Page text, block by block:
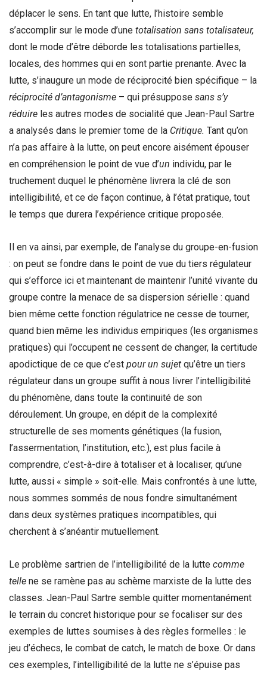
déplacer le sens. En tant que lutte, l’histoire semble
s’accomplir sur le mode d’une totalisation sans totalisateur,
dont le mode d’être déborde les totalisations partielles,
locales, des hommes qui en sont partie prenante. Avec la
lutte, s’inaugure un mode de réciprocité bien spécifique – la
réciprocité d’antagonisme – qui présuppose sans s’y
réduire les autres modes de socialité que Jean-Paul Sartre
a analysés dans le premier tome de la Critique. Tant qu’on
n’a pas affaire à la lutte, on peut encore aisément épouser
en compréhension le point de vue d’un individu, par le
truchement duquel le phénomène livrera la clé de son
intelligibilité, et ce de façon continue, à l’état pratique, tout
le temps que durera l’expérience critique proposée.
Il en va ainsi, par exemple, de l’analyse du groupe-en-fusion
: on peut se fondre dans le point de vue du tiers régulateur
qui s’efforce ici et maintenant de maintenir l’unité vivante du
groupe contre la menace de sa dispersion sérielle : quand
bien même cette fonction régulatrice ne cesse de tourner,
quand bien même les individus empiriques (les organismes
pratiques) qui l’occupent ne cessent de changer, la certitude
apodictique de ce que c’est pour un sujet qu’être un tiers
régulateur dans un groupe suffit à nous livrer l’intelligibilité
du phénomène, dans toute la continuité de son
déroulement. Un groupe, en dépit de la complexité
structurelle de ses moments génétiques (la fusion,
l’assermentation, l’institution, etc.), est plus facile à
comprendre, c’est-à-dire à totaliser et à localiser, qu’une
lutte, aussi « simple » soit-elle. Mais confrontés à une lutte,
nous sommes sommés de nous fondre simultanément
dans deux systèmes pratiques incompatibles, qui
cherchent à s’anéantir mutuellement.
Le problème sartrien de l’intelligibilité de la lutte comme
telle ne se ramène pas au schème marxiste de la lutte des
classes. Jean-Paul Sartre semble quitter momentanément
le terrain du concret historique pour se focaliser sur des
exemples de luttes soumises à des règles formelles : le
jeu d’échecs, le combat de catch, le match de boxe. Or dans
ces exemples, l’intelligibilité de la lutte ne s’épuise pas